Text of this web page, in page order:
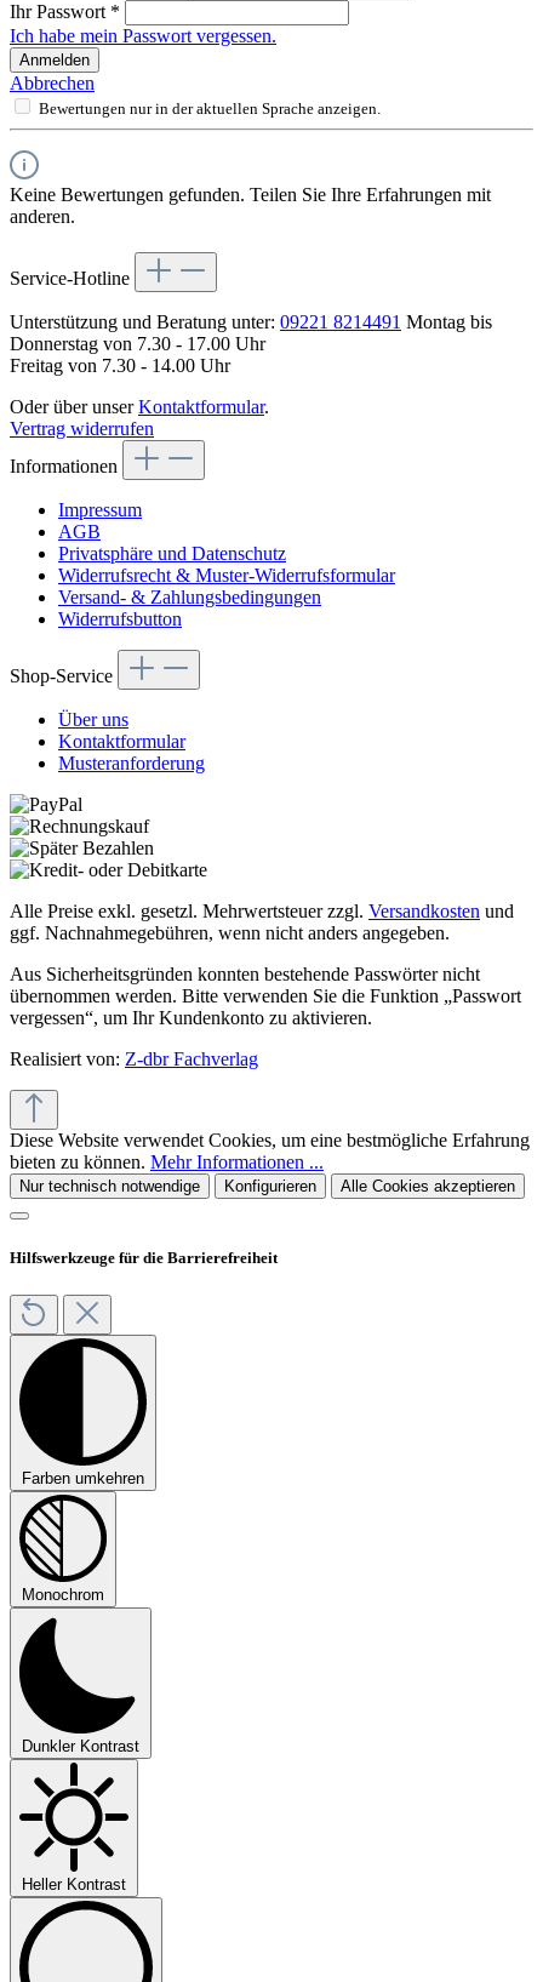
Ihr Passwort *
Ich habe mein Passwort vergessen.
Anmelden
Abbrechen
Bewertungen nur in der aktuellen Sprache anzeigen.
Keine Bewertungen gefunden. Teilen Sie Ihre Erfahrungen mit
anderen.
Service-Hotline
Unterstützung und Beratung unter: 09221 8214491 Montag bis
Donnerstag von 7.30 - 17.00 Uhr
Freitag von 7.30 - 14.00 Uhr
Oder über unserKontaktformular.
Vertrag widerrufen
Informationen
Impressum
AGB
Privatsphäre und Datenschutz
Widerrufsrecht & Muster-Widerrufsformular
Versand- & Zahlungsbedingungen
Widerrufsbutton
Shop-Service
Über uns
Kontaktformular
Musteranforderung
Alle Preise exkl. gesetzl. Mehrwertsteuer zzgl. Versandkosten und
ggf. Nachnahmegebühren, wenn nicht anders angegeben.
Aus Sicherheitsgründen konnten bestehende Passwörter nicht
übernommen werden. Bitte verwenden Sie die Funktion „Passwort
vergessen“, um Ihr Kundenkonto zu aktivieren.
Realisiert von: Z-dbr Fachverlag
Diese Website verwendet Cookies, um eine bestmögliche Erfahrung
bieten zu können. Mehr Informationen ...
Nur technisch notwendige Konfigurieren Alle Cookies akzeptieren
Hilfswerkzeuge für die Barrierefreiheit
Farben umkehren
Monochrom
Dunkler Kontrast
Heller Kontrast